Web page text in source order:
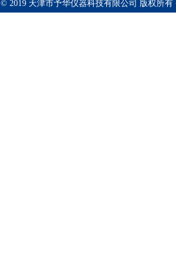
© 2019 天津市予华仪器科技有限公司 版权所有